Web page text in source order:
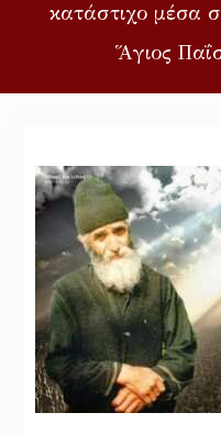
κατάστιχο μέσα
Ἅγιος